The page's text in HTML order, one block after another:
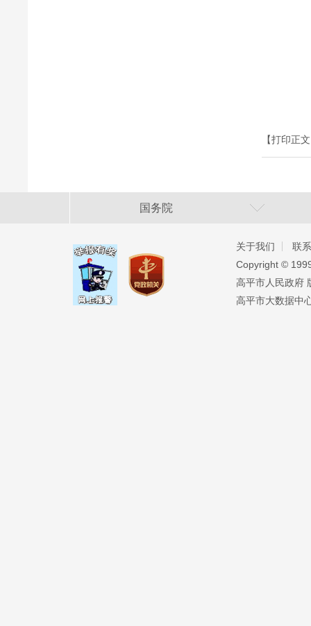
【打印正
国务院
关于我们
联
Copyright ©️
高平市人民政府
高平市大数据